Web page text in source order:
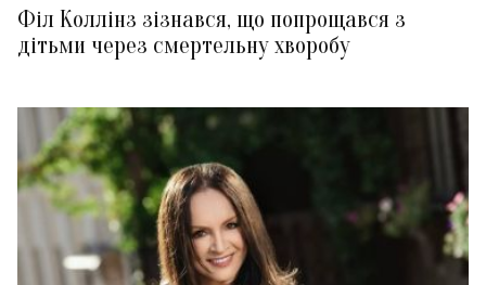
Філ Коллінз зізнався, що попрощався з
дітьми через смертельну хворобу